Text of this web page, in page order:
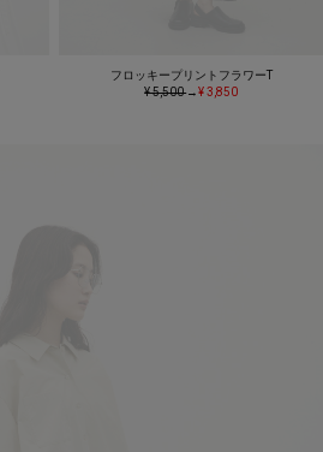
フロッキープリントフラワーT
¥ 5,500→¥ 3,850